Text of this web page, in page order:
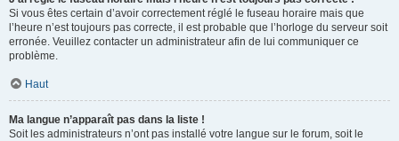
Si vous êtes certain d’avoir correctement réglé le fuseau horaire mais que
l’heure n’est toujours pas correcte, il est probable que l’horloge du serveur soit
erronée. Veuillez contacter un administrateur afin de lui communiquer ce
problème.
Haut
Ma langue n’apparaît pas dans la liste !
Soit les administrateurs n’ont pas installé votre langue sur le forum, soit le